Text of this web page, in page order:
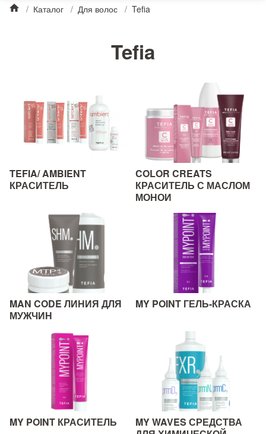
/ Каталог / Для волос / Tefia
Tefia
TEFIA/ AMBIENT
КРАСИТЕЛЬ
COLOR CREATS
КРАСИТЕЛЬ С МАСЛОМ
МОНОИ
MAN CODE ЛИНИЯ ДЛЯ
МУЖЧИН
MY POINT ГЕЛЬ-КРАСКА
MY POINT КРАСИТЕЛЬ
MY WAVES СРЕДСТВА